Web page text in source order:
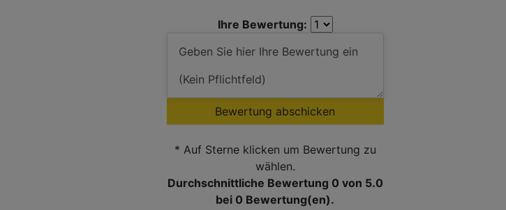
Ihre Bewertung:
Bewertung abschicken
* Auf Sterne klicken um Bewertung zu
wählen.
Durchschnittliche Bewertung 0 von 5.0
bei 0 Bewertung(en).